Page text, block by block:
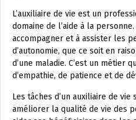
L’auxiliaire de vie est un
domaine de l’aide à la
accompagner et à assister les
d’autonomie, que ce soit en
d’une maladie. C’est un métier
d’empathie, de patience et de
Les tâches d’un auxiliaire de
améliorer la qualité de vie des